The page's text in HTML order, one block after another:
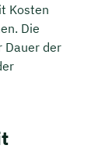
Kosten
Die
Dauer der